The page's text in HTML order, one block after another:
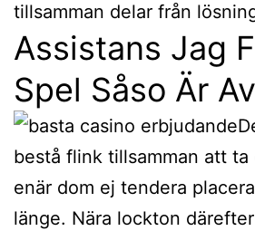
tillsamman delar från
Assistans Jag
Spel Såso Är
bestå flink tillsamman att ta
enär dom ej tendera
länge. Nära lockton